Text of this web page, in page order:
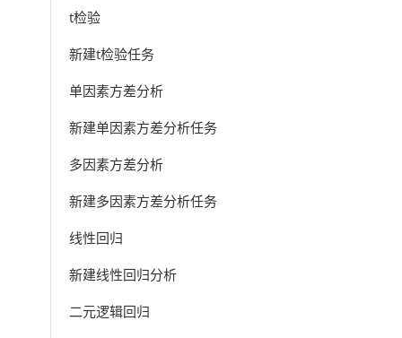
t检验
新建t检验任务
单因素方差分析
新建单因素方差分析任务
多因素方差分析
新建多因素方差分析任务
线性回归
新建线性回归分析
二元逻辑回归